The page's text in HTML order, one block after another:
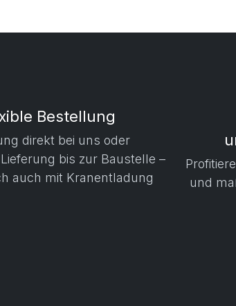
Bestellung
direkt bei uns oder
bis zur Baustelle –
auch mit Kranentladung
und